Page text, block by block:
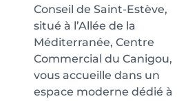
Conseil de Saint-Estève,
situé à l’Allée de la
Méditerranée, Centre
Commercial du Canigou,
vous accueille dans un
espace moderne dédié à